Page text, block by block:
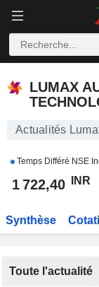
LUMAX
Actualités
Temps Différé NSE
1 722,40 INR
Synthèse
Toute l'actualité